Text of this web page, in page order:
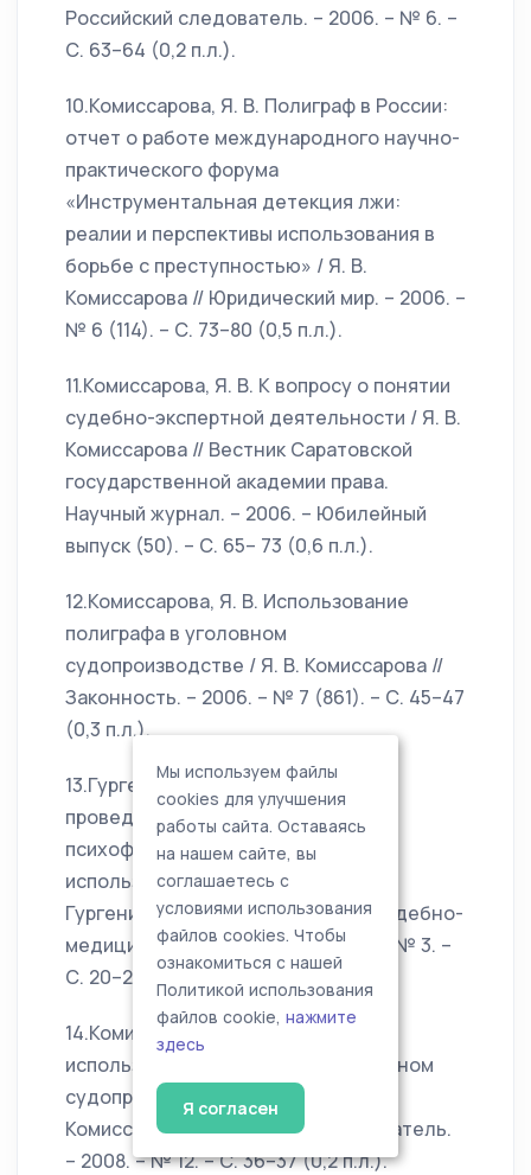
Российский следователь. – 2006. – № 6. –
С. 63–64 (0,2 п.л.).
10.Комиссарова, Я. В. Полиграф в России:
отчет о работе международного научно-
практического форума
«Инструментальная детекция лжи:
реалии и перспективы использования в
борьбе с преступностью» / Я. В.
Комиссарова // Юридический мир. – 2006. –
№ 6 (114). – С. 73–80 (0,5 п.л.).
11.Комиссарова, Я. В. К вопросу о понятии
судебно-экспертной деятельности / Я. В.
Комиссарова // Вестник Саратовской
государственной академии права.
Научный журнал. – 2006. – Юбилейный
выпуск (50). – С. 65– 73 (0,6 п.л.).
12.Комиссарова, Я. В. Использование
полиграфа в уголовном
судопроизводстве / Я. В. Комиссарова //
Законность. – 2006. – № 7 (861). – С. 45–47
(0,3 п.л.).
13.Гургенидзе, Е. В. К вопросу о
проведении судебных
психофизиологических экспертиз с
использованием полиграфа / Е. В.
Гургенидзе, Я. В. Комиссарова // Судебно-
медицинская экспертиза. – 2007. – № 3. –
С. 20–22 (0,25 п.л.).
14.Комиссарова, Я. В. О практике
использования полиграфа в уголовном
судопроизводстве России / Я. В.
Комиссарова // Российский следователь.
– 2008. – № 12. – С. 36–37 (0,2 п.л.).
Мы используем файлы
cookies для улучшения
работы сайта. Оставаясь
на нашем сайте, вы
соглашаетесь с
условиями использования
файлов cookies. Чтобы
ознакомиться с нашей
Политикой использования
файлов cookie, нажмите
здесь
Я согласен